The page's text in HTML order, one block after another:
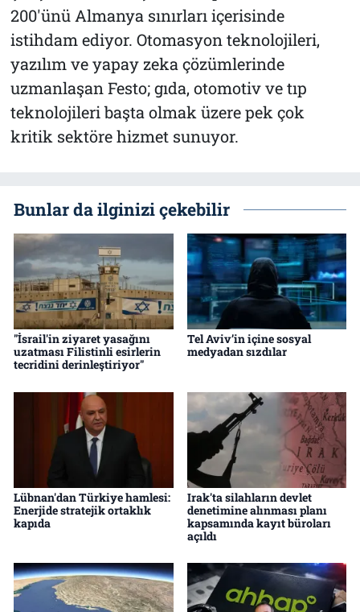
200'ünü Almanya sınırları içerisinde
istihdam ediyor. Otomasyon teknolojileri,
yazılım ve yapay zeka çözümlerinde
uzmanlaşan Festo; gıda, otomotiv ve tıp
teknolojileri başta olmak üzere pek çok
kritik sektöre hizmet sunuyor.
Bunlar da ilginizi çekebilir
"İsrail'in ziyaret yasağını
uzatması Filistinli esirlerin
tecridini derinleştiriyor"
Tel Aviv’in içine sosyal
medyadan sızdılar
Lübnan'dan Türkiye hamlesi:
Enerjide stratejik ortaklık
kapıda
Irak'ta silahların devlet
denetimine alınması planı
kapsamında kayıt büroları
açıldı